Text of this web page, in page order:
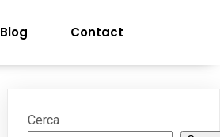
Blog Contact
Cerca